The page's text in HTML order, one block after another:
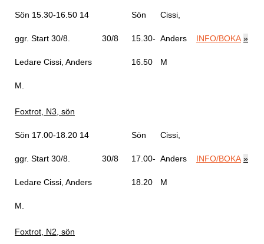
Sön 15.30-16.50 14
ggr. Start 30/8
Ledare Cissi, Anders
M
30/8
Sön
15.30-
16.50
Cissi,
Anders
M
INFO/BOKA »
Foxtrot, N3, sön
Sön 17.00-18.20 14
ggr. Start 30/8
Ledare Cissi, Anders
M
30/8
Sön
17.00-
18.20
Cissi,
Anders
M
INFO/BOKA »
Foxtrot, N2, sön